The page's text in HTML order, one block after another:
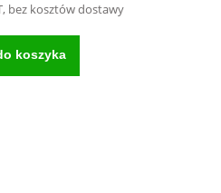
bez kosztów dostawy
koszyka